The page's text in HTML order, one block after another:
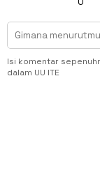
Isi komentar
dalam UU ITE